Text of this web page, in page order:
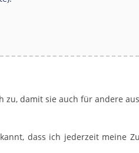
damit sie auch für andere
dass ich jederzeit meine